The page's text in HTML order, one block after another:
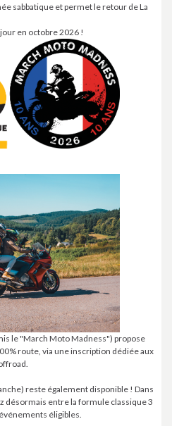
sabbatique et permet le retour de La
en octobre 2026 !
le "March Moto Madness") propose
route, via une inscription dédiée aux
reste également disponible ! Dans
désormais entre la formule classique 3
éligibles.